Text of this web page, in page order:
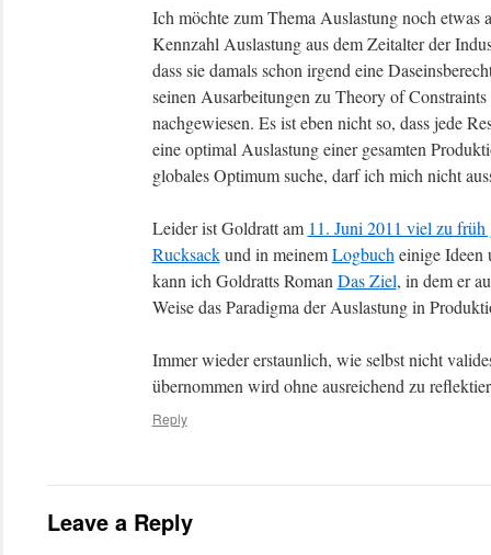
Ich möchte zum Thema Auslastung noch etwas
Kennzahl Auslastung aus dem Zeitalter der
dass sie damals schon irgend eine
seinen Ausarbeitungen zu Theory of
nachgewiesen. Es ist eben nicht so, dass jede
eine optimal Auslastung einer gesamten
globales Optimum suche, darf ich mich nicht
Leider ist Goldratt am 11. Juni 2011 viel zu früh
Rucksackund in meinemLogbuch einige Ideen
kann ich Goldratts Roman Das Ziel, in dem er
Weise das Paradigma der Auslastung in
Immer wieder erstaunlich, wie selbst nicht
übernommen wird ohne ausreichend zu
Reply
Leave a Reply